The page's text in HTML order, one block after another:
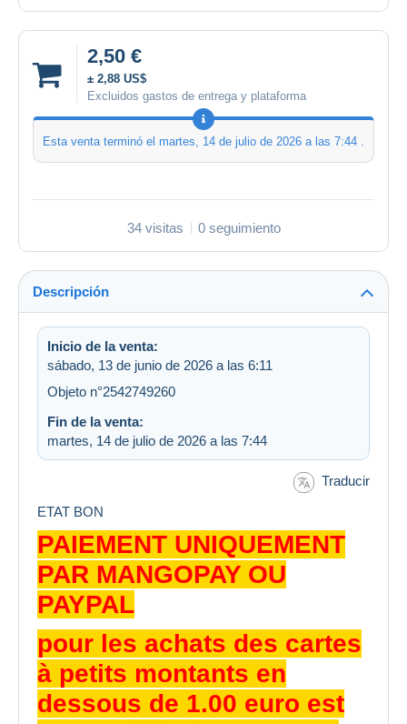
2,50 €
± 2,88 US$
Excluidos gastos de entrega y plataforma
Esta venta terminó el martes, 14 de julio de 2026 a las 7:44 .
34 visitas 0 seguimiento
Descripción
Inicio de la venta:
sábado, 13 de junio de 2026 a las 6:11
Objeto n°2542749260
Fin de la venta:
martes, 14 de julio de 2026 a las 7:44
Traducir
ETAT BON
PAIEMENT UNIQUEMENT
PAR MANGOPAY OU
PAYPAL
pour les achats des cartes
à petits montants en
dessous de 1.00 euro est